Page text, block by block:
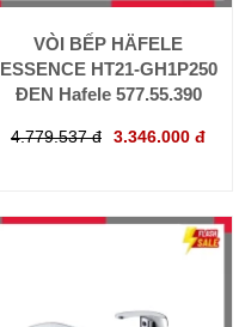
VÒI BẾP HÄFELE
ESSENCE HT21-GH1P250
ĐEN Hafele 577.55.390
4.779.537 đ 3.346.000 đ